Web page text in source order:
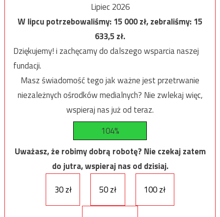
Lipiec 2026
W lipcu potrzebowaliśmy:15 000zł, zebraliśmy:15
633,5zł.
Dziękujemy! i zachęcamy do dalszego wsparcia naszej
fundacji.
Masz świadomość tego jak ważne jest przetrwanie
niezależnych ośrodków medialnych? Nie zwlekaj więc,
wspieraj nas już od teraz.
104%
Uważasz, że robimy dobrą robotę? Nie czekaj zatem
do jutra, wspieraj nas od dzisiaj.
30 zł
50 zł 100 zł